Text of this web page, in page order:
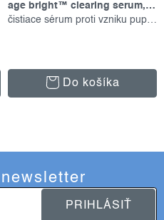
age bright™ clearing serum, 30 ml
čistiace sérum proti vzniku pupienkov
Do košíka
PRIHLÁSIŤ